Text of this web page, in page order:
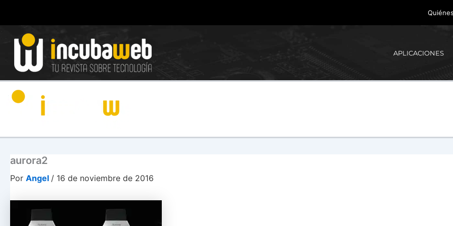
contenido
APLICACIONES
aurora2
Por Angel / 16 de noviembre de 2016